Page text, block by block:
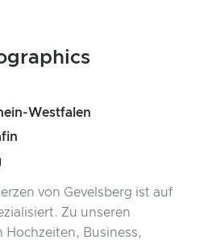
Westfalen
von Gevelsberg ist auf
Zu unseren
Hochzeiten, Business,